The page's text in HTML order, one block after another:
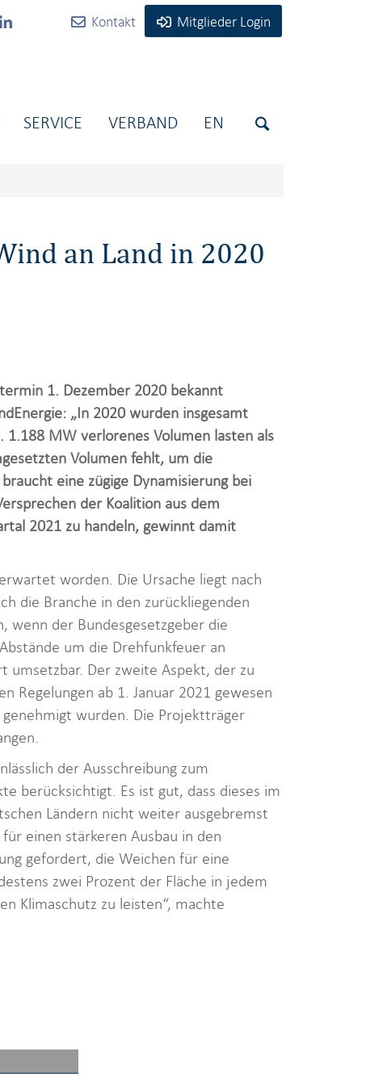
Kontakt Mitglieder Login
SERVICE VERBAND EN
an Land in 2020
1. Dezember 2020 bekannt
„In 2020 wurden insgesamt
MW verlorenes Volumen lasten als
Volumen fehlt, um die
eine zügige Dynamisierung bei
der Koalition aus dem
2021 zu handeln, gewinnt damit
worden. Die Ursache liegt nach
die Branche in den zurückliegenden
wenn der Bundesgesetzgeber die
um die Drehfunkfeuer an
umsetzbar. Der zweite Aspekt, der zu
Regelungen ab 1. Januar 2021 gewesen
wurden. Die Projektträger
der Ausschreibung zum
berücksichtigt. Es ist gut, dass dieses im
Ländern nicht weiter ausgebremst
einen stärkeren Ausbau in den
gefordert, die Weichen für eine
zwei Prozent der Fläche in jedem
Klimaschutz zu leisten“, machte